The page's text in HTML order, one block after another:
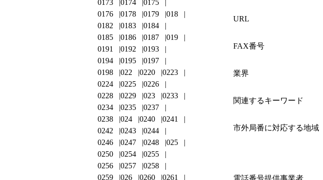
URL
FAX番号
業界
関連するキーワード
市外局番に対応する地域
電話番号提供事業者
0173
0174
0175
0176
0178 0179
018
0182
0183
0184
0185
0186 0187
019
0191
0192
0193
0194
0195
0197
0198
022 0220
0223
0224
0225
0226
0228
0229 023
0233
0234
0235
0237
0238
024 0240
0241
0242
0243
0244
0246
0247 0248
025
0250
0254
0255
0256
0257
0258
0259
026 0260
0261